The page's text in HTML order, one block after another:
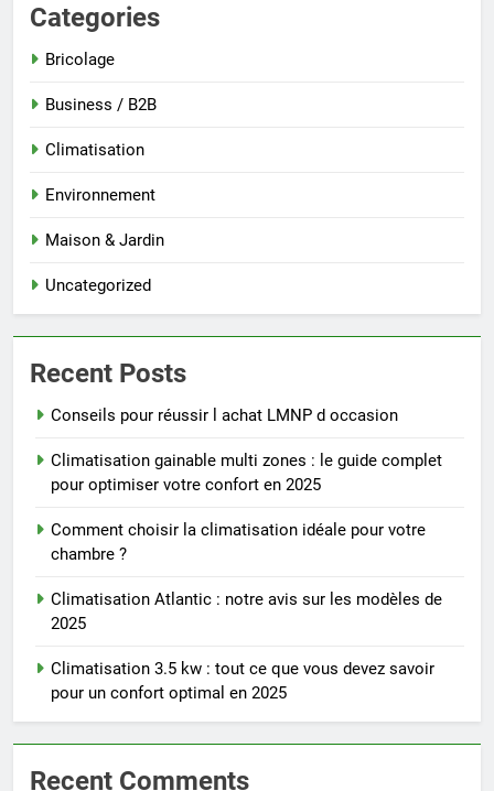
Categories
Bricolage
Business / B2B
Climatisation
Environnement
Maison & Jardin
Uncategorized
Recent Posts
Conseils pour réussir l achat LMNP d occasion
Climatisation gainable multi zones : le guide complet
pour optimiser votre confort en 2025
Comment choisir la climatisation idéale pour votre
chambre ?
Climatisation Atlantic : notre avis sur les modèles de
2025
Climatisation 3.5 kw : tout ce que vous devez savoir
pour un confort optimal en 2025
Recent Comments